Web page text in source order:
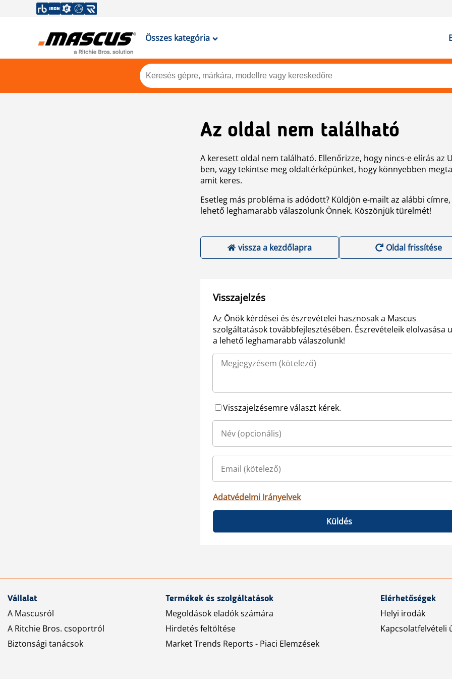
Összes kategória
Az oldal nem található
A keresett oldal nem található. Ellenőrizze, hogy nincs-e elírás az
ben, vagy tekintse meg oldaltérképünket, hogy könnyebben
amit keres.
Esetleg más probléma is adódott? Küldjön e-mailt az alábbi címre,
lehető leghamarabb válaszolunk Önnek. Köszönjük türelmét!
vissza a kezdőlapra Oldal frissítése
Visszajelzés
Az Önök kérdései és észrevételei hasznosak a Mascus
szolgáltatások továbbfejlesztésében. Észrevételeik elolvasása
a lehető leghamarabb válaszolunk!
Visszajelzésemre választ kérek.
Adatvédelmi Irányelvek
Küldés
Vállalat
A Mascusról
A Ritchie Bros. csoportról
Biztonsági tanácsok
Termékek és szolgáltatások
Megoldások eladók számára
Hirdetés feltöltése
Market Trends Reports - Piaci Elemzések
Elérhetőségek
Helyi irodák
Kapcsolatfelvételi